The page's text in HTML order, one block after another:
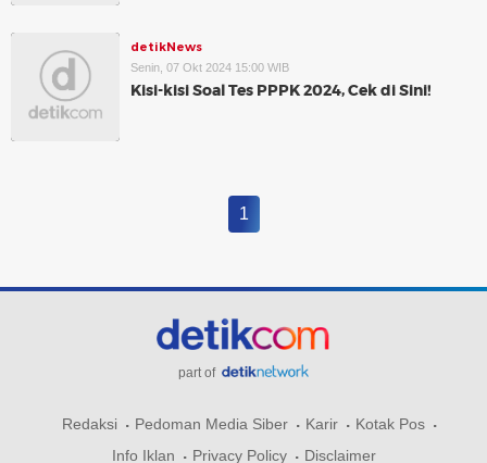
detikNews
Senin, 07 Okt 2024 15:00 WIB
Kisi-kisi Soal Tes PPPK 2024, Cek di Sini!
1
part of
Redaksi Pedoman Media Siber Karir
Kotak Pos
Info Iklan
Privacy Policy Disclaimer